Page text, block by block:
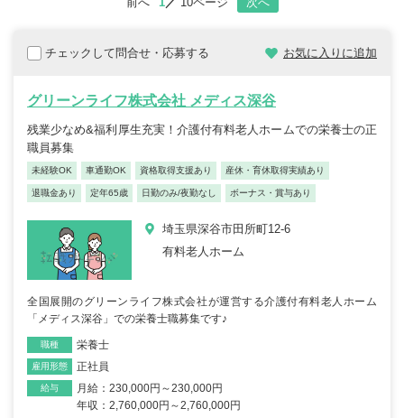
チェックして問合せ・応募する お気に入りに追加
グリーンライフ株式会社 メディス深谷
残業少なめ&福利厚生充実！介護付有料老人ホームでの栄養士の正
職員募集
未経験OK 車通勤OK 資格取得支援あり 産休・育休取得実績あり
退職金あり 定年65歳 日勤のみ/夜勤なし ボーナス・賞与あり
埼玉県深谷市田所町12-6
有料老人ホーム
全国展開のグリーンライフ株式会社が運営する介護付有料老人ホーム
「メディス深谷」での栄養士職募集です♪
職種 栄養士
雇用形態 正社員
給与
月給：230,000円～230,000円
年収：2,760,000円～2,760,000円